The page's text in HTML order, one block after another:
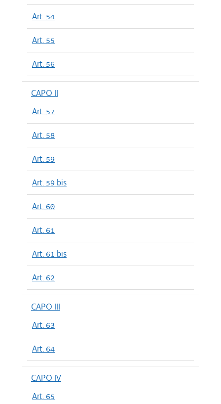
Art. 54
Art. 55
Art. 56
CAPO II
Art. 57
Art. 58
Art. 59
Art. 59 bis
Art. 60
Art. 61
Art. 61 bis
Art. 62
CAPO III
Art. 63
Art. 64
CAPO IV
Art. 65